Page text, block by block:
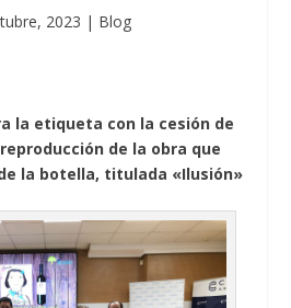
2023 | Blog
la etiqueta con la cesión de
de la obra que
la botella, titulada «Ilusión»